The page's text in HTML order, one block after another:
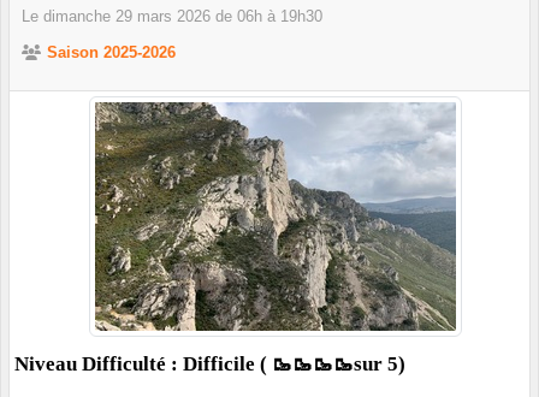
Le dimanche 29 mars 2026 de 06h à 19h30
Saison 2025-2026
Niveau Difficulté : Difficile ( 🥾🥾🥾🥾sur 5)